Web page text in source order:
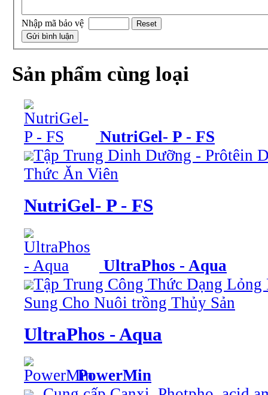
Nhập mã bảo vệ
Sản phẩm cùng loại
NutriGel- P - FS
Tập Trung Dinh Dưỡng - Prôtêin
Thức Ăn Viên
NutriGel- P - FS
UltraPhos - Aqua
Tập Trung Công Thức Dạng
Sung Cho Nuôi trồng Thủy Sản
UltraPhos - Aqua
PowerMin